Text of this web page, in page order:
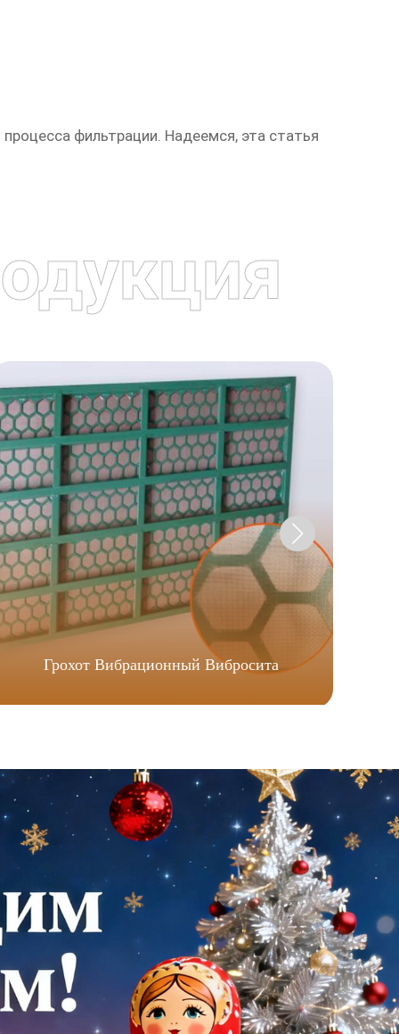
фильтрации. Надеемся, эта статья
Грохот Вибрационный Вибросита